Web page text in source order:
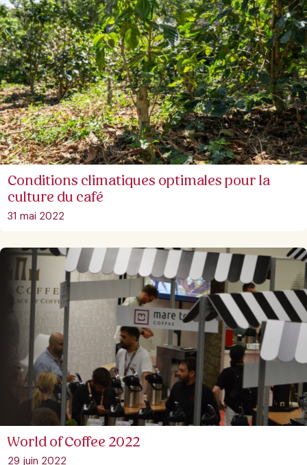
Conditions climatiques optimales pour la
culture du café
31 mai 2022
World of Coffee 2022
29 juin 2022